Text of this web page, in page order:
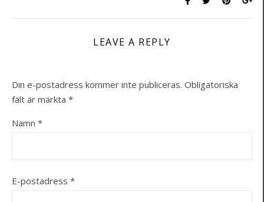
LEAVE A REPLY
Din e-postadress kommer inte publiceras. Obligatoriska
fält är märkta *
Namn *
E-postadress *